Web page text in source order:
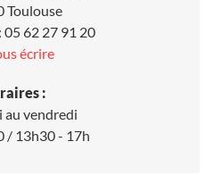
Toulouse
05 62 27 91 20
écrire
:
au vendredi
/ 13h30 - 17h